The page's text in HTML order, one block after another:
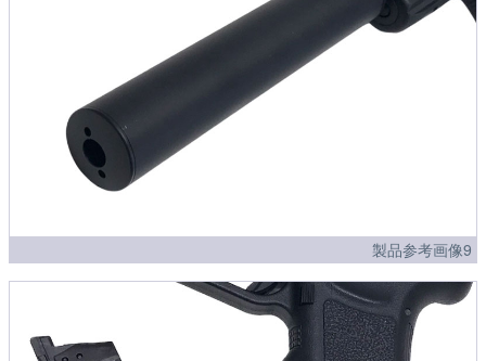
製品参考画像9